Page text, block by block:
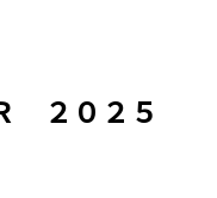
２０２５